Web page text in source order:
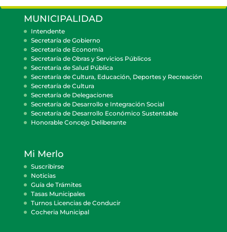
MUNICIPALIDAD
Intendente
Secretaría de Gobierno
Secretaría de Economía
Secretaría de Obras y Servicios Públicos
Secretaría de Salud Pública
Secretaría de Cultura, Educación, Deportes y Recreación
Secretaría de Cultura
Secretaría de Delegaciones
Secretaría de Desarrollo e Integración Social
Secretaría de Desarrollo Económico Sustentable
Honorable Concejo Deliberante
Mi Merlo
Suscribirse
Noticias
Guía de Trámites
Tasas Municipales
Turnos Licencias de Conducir
Cocheria Municipal